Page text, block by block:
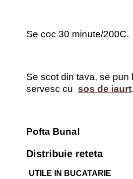
Se coc 30 minute/200C.
Se scot din tava, se pun
servesc cu sos de iaurt.
Pofta Buna!
Distribuie reteta
UTILE IN BUCATARIE